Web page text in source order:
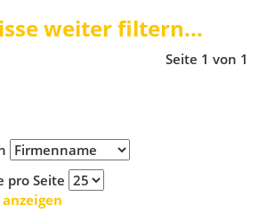
weiter filtern...
Seite 1 von 1
pro Seite